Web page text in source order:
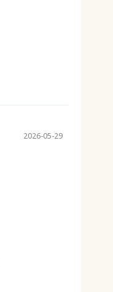
2026-05-29